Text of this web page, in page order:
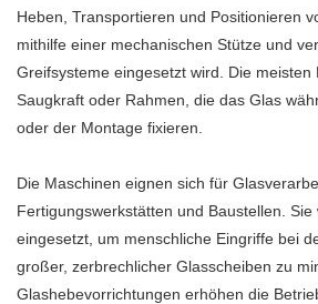
Heben, Transportieren und Positionieren
mithilfe einer mechanischen Stütze und
Greifsysteme eingesetzt wird. Die
Saugkraft oder Rahmen, die das Glas
oder der Montage fixieren.
Die Maschinen eignen sich für
Fertigungswerkstätten und Baustellen.
eingesetzt, um menschliche Eingriffe bei
großer, zerbrechlicher Glasscheiben zu
Glashebevorrichtungen erhöhen die